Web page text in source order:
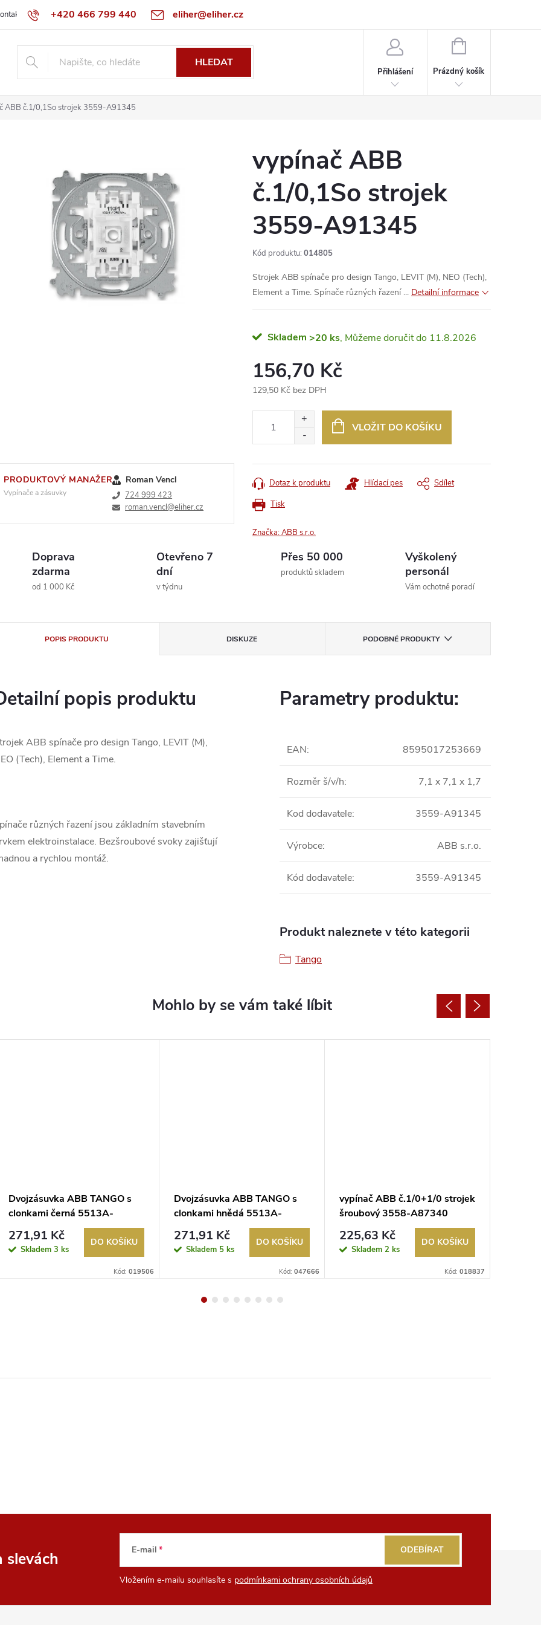
+420 466 799 440 eliher@eliher.cz
Obchodní podmínky Reklamační řád Specialista na Bordeaux
HLEDAT
Přihlášení
NÁKUPNÍ
Prázdný košík
ABB č.1/0,1So strojek 3559-A91345
PRODUKTOVÝ MANAŽER
Vypínače a zásuvky
Roman Vencl
724 999 423
roman.vencl@eliher.cz
vypínač ABB
č.1/0,1So strojek
3559-A91345
Kód produktu: 014805
Strojek ABB spínače pro design Tango, LEVIT (M), NEO (Tech),
Element a Time. Spínače různých řazení ... Detailní informace
Skladem >20 ks 11.8.2026
156,70 Kč
129,50 Kč bez DPH
VLOŽIT DO KOŠÍKU
Tisk
Dotaz k produktu Hlídací pes Sdílet
Značka:ABB s.r.o.
Doprava
zdarma
od 1 000 Kč
Otevřeno 7
dní
v týdnu
Přes 50 000
produktů skladem
Vyškolený
personál
Vám ochotně poradí
POPIS PRODUKTU DISKUZE PODOBNÉ PRODUKTY
popis produktu
ABB spínače pro design Tango, LEVIT (M),
(Tech), Element a Time.
různých řazení jsou základním stavebním
elektroinstalace. Bezšroubové svoky zajišťují
a rychlou montáž.
Parametry produktu:
EAN: 8595017253669
Rozměr š/v/h: 7,1 x 7,1 x 1,7
Kod dodavatele: 3559-A91345
Výrobce: ABB s.r.o.
Kód dodavatele: 3559-A91345
Produkt naleznete v této kategorii
Tango
Dvojzásuvka ABB TANGO s
clonkami černá 5513A-
C02357 N
271,91 Kč
Skladem 3 ks
DO KOŠÍKU
Kód: 019506
Dvojzásuvka ABB TANGO s
clonkami hnědá 5513A-
C02357 H
271,91 Kč
Skladem 5 ks
DO KOŠÍKU
Kód: 047666
vypínač ABB č.1/0+1/0 strojek
šroubový 3558-A87340
225,63 Kč
Skladem 2 ks
DO KOŠÍKU
Kód: 018837
slevách E-mail
Vložením e-mailu souhlasíte s podmínkami ochrany osobních údajů
ODEBÍRAT